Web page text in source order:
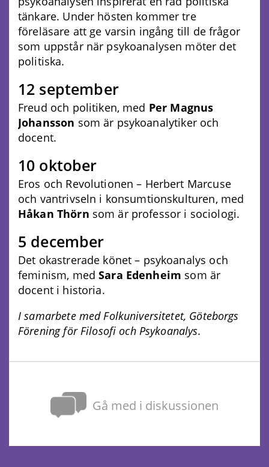
tänkare. Under hösten kommer tre
föreläsare att ge varsin ingång till de frågor
som uppstår när psykoanalysen möter det
politiska.
12 september
Freud och politiken, med Per Magnus
Johansson som är psykoanalytiker och
docent.
10 oktober
Eros och Revolutionen – Herbert Marcuse
och vantrivseln i konsumtionskulturen, med
Håkan Thörn som är professor i sociologi.
5 december
Det okastrerade könet – psykoanalys och
feminism, medSara Edenheim som är
docent i historia.
I samarbete med Folkuniversitetet, Göteborgs
Förening för Filosofi och Psykoanalys.
Gå med i diskussionen